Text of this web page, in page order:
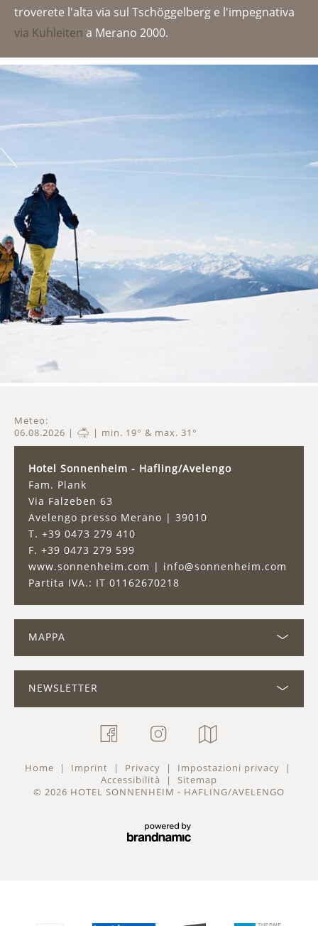
troverete l'alta via sul Tschöggelberg e l'impegnativa
via Kuhleiten a Merano 2000.
Meteo:
06.08.2026 |
| min. 19° & max. 31°
Hotel Sonnenheim - Hafling/Avelengo
Fam. Plank
Via Falzeben 63
Avelengo presso Merano | 39010
T. +39 0473 279 410
F. +39 0473 279 599
www.sonnenheim.com | info@sonnenheim.com
Partita IVA.: IT 01162670218
MAPPA
NEWSLETTER
Home | Imprint | Privacy | Impostazioni privacy |
Accessibilità
| Sitemap
© 2026 HOTEL SONNENHEIM - HAFLING/AVELENGO